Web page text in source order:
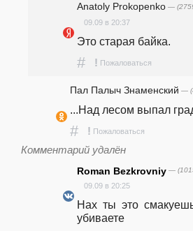
Anatoly Prokopenko —
09.09 в 20:37
Это старая байка.
# ! Пожаловаться
Пал Палыч Знаменский —
...Над лесом выпал
# ! Пожаловаться
Комментарий удалён
Roman Bezkrovniy —
09.09 в 20:25
Нах  ты  это
убиваете